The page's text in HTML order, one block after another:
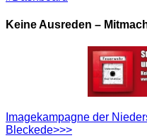
Keine Ausreden –
Imagekampagne der
Bleckede>>>